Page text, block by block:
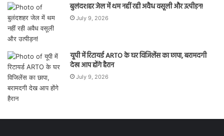
बुलंदशहर जेल में थम नहीं रही अवैध वसूली और उत्पीड़न!
July 9, 2026
यूपी में रिटायर्ड ARTO के घर विजिलेंस का छापा, बरामदगी
देख आप होंगे हैरान
July 9, 2026